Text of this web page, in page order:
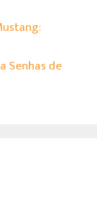
Senhas de